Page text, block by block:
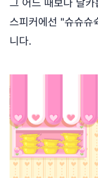
그 어느 때보다 날
스피커에선 "슈슈슈
니다.